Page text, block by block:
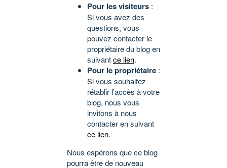
Pour les visiteurs :
Si vous avez des
questions, vous
pouvez contacter le
propriétaire du blog en
suivantce lien.
Pour le propriétaire :
Si vous souhaitez
rétablir l’accès à votre
blog, nous vous
invitons à nous
contacter en suivant
ce lien.
Nous espérons que ce blog
pourra être de nouveau